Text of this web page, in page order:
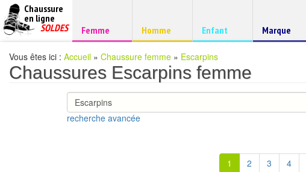
Chaussure
à
prix
Chaussure
en ligne
pas
SOLDES Chaussure
Femme Chaussure
Homme Chaussure
Enfant
Chaussure
de
Marque
Vous êtes ici : Accueil » Chaussure femme » Escarpins
Chaussures Escarpins femme
recherche avancée
1 2 3 4